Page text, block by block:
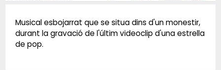
Musical esbojarrat que se situa dins d'un monestir,
durant la gravació de l'últim videoclip d'una estrella
de pop.